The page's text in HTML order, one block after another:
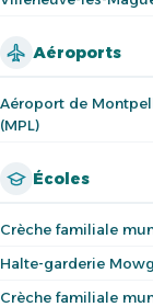
Aéroports
Aéroport de
(MPL)
Écoles
Crèche familiale
Halte-garderie
Crèche familiale